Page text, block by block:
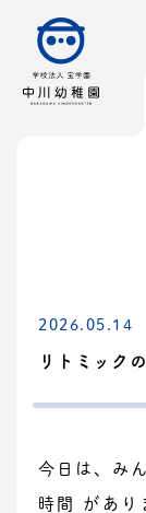
2026.05.14
リトミック
今日は、み
時間 があり